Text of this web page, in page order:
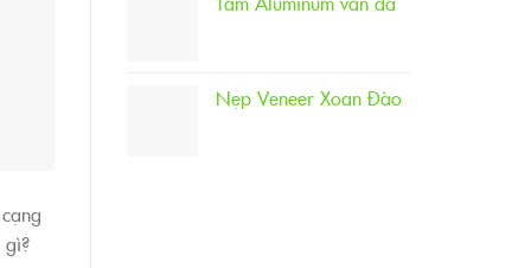
gì?
Nẹp Veneer Xoan Đào